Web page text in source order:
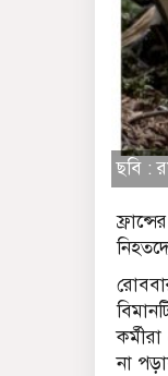
ছবি :
না